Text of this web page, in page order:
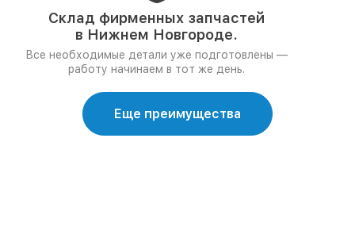
Склад фирменных запчастей
в Нижнем Новгороде.
Все необходимые детали уже подготовлены —
работу начинаем в тот же день.
Еще преимущества